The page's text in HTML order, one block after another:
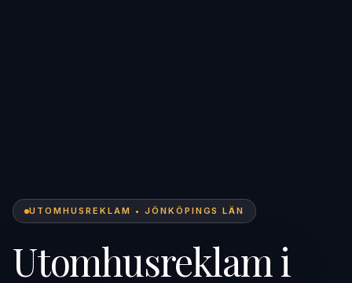
UTOMHUSREKLAM • JÖNKÖPINGS LÄN
Utomhusreklam i